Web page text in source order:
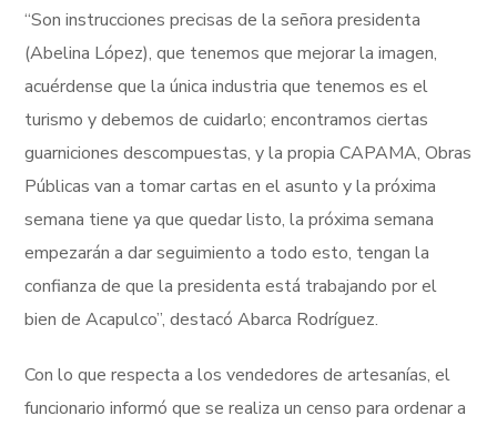
“Son instrucciones precisas de la señora presidenta
(Abelina López), que tenemos que mejorar la imagen,
acuérdense que la única industria que tenemos es el
turismo y debemos de cuidarlo; encontramos ciertas
guarniciones descompuestas, y la propia CAPAMA, Obras
Públicas van a tomar cartas en el asunto y la próxima
semana tiene ya que quedar listo, la próxima semana
empezarán a dar seguimiento a todo esto, tengan la
confianza de que la presidenta está trabajando por el
bien de Acapulco”, destacó Abarca Rodríguez.
Con lo que respecta a los vendedores de artesanías, el
funcionario informó que se realiza un censo para ordenar a